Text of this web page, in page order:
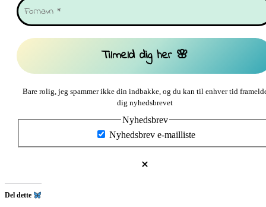
Bare rolig, jeg spammer ikke din indbakke, og du kan til enhver tid
dig nyhedsbrevet
Nyhedsbrev
Nyhedsbrev e-mailliste
Del dette